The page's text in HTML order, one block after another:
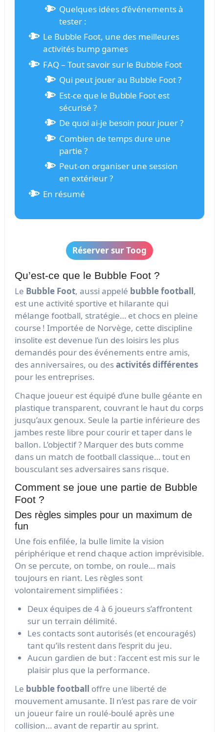
Quelques idées d’événements à
tester :
Le Bubble Foot, une des meilleures
activités bump games
FAQ – Tout savoir sur le Bubble Foot
Qui peut jouer au Bubble Foot ?
Est-ce que le Bubble Foot est
sécurisé ?
De quoi ai-je besoin pour jouer ?
Combien de temps dure une
partie ?
Peut-on organiser une session
en extérieur ?
En résumé
Réserver sur Toog
Qu’est-ce que le Bubble Foot ?
Le Bubble Foot, aussi appelé bubble football,
est une activité sportive et hilarante qui
mélange football, stratégie… et chocs en pleine
course ! Importée de Norvège, cette discipline
insolite est devenue l’un des loisirs les plus
demandés pour des événements entre amis,
des anniversaires, ou desactivités différentes
pour les entreprises.
Chaque joueur est équipé d’une bulle géante en
plastique transparent, couvrant le haut du corps
jusqu’aux genoux. Seule la partie inférieure des
jambes reste libre pour courir et taper dans le
ballon. L’objectif ? Marquer des buts comme
dans un match de football classique… tout en
bousculant ses adversaires sans risque.
Comment se joue une partie de Bubble
Foot ?
Des règles simples pour un maximum de
fun
Une fois enfilée, la bulle limite la vision
périphérique et rend chaque action imprévisible.
On se percute, on tombe, on roule… mais
toujours en riant. Les règles sont
volontairement simplifiées :
Deux équipes de 4 à 6 joueurs s’affrontent
sur un terrain délimité.
Les contacts sont autorisés (et encouragés)
tant qu’ils restent dans l’esprit du jeu.
Aucun gardien de but : l’accent est mis sur le
plaisir plus que la performance.
Le bubble football offre une liberté de
mouvement amusante. Il n’est pas rare de voir
un joueur faire un roulé-boulé après une
collision… avant de repartir au sprint.